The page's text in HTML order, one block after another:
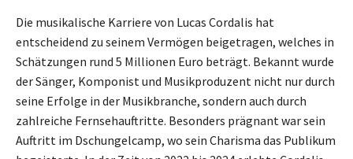
Die musikalische Karriere von Lucas Cordalis hat
entscheidend zu seinem Vermögen beigetragen, welches in
Schätzungen rund 5 Millionen Euro beträgt. Bekannt wurde
der Sänger, Komponist und Musikproduzent nicht nur durch
seine Erfolge in der Musikbranche, sondern auch durch
zahlreiche Fernsehauftritte. Besonders prägnant war sein
Auftritt im Dschungelcamp, wo sein Charisma das Publikum